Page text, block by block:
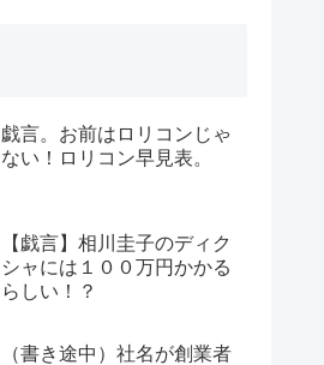
戯言。お前はロリコンじゃ
ない！ロリコン早見表。
【戯言】相川圭子のディク
シャには１００万円かかる
らしい！？
（書き途中）社名が創業者